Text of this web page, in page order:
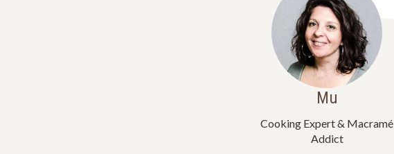
Mu
Cooking Expert & Macramé
Addict